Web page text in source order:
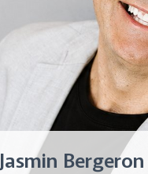
Jasmin Bergeron